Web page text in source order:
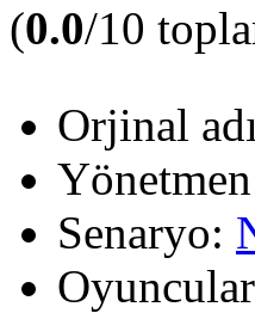
(0.0/10
Orjinal
Senaryo: